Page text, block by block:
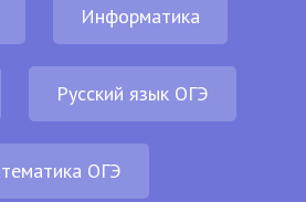
Информатика
Русский язык ОГЭ
ОГЭ